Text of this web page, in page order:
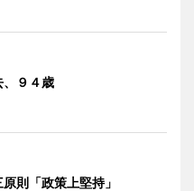
、９４歳
則「政策上堅持」